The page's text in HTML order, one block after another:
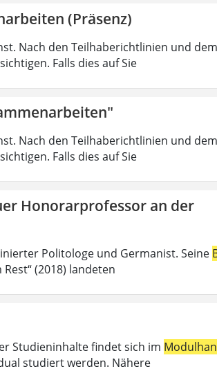
(Präsenz)
Nach den Teilhaberichtlinien und dem
Falls dies auf Sie
Nach den Teilhaberichtlinien und dem
Falls dies auf Sie
Honorarprofessor an der
Politologe und Germanist. Seine
(2018) landeten
Studieninhalte findet sich im
studiert werden. Nähere